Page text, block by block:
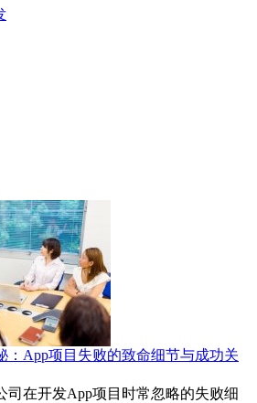
：App项目失败的致命细节与成功关
司在开发App项目时常忽略的失败细